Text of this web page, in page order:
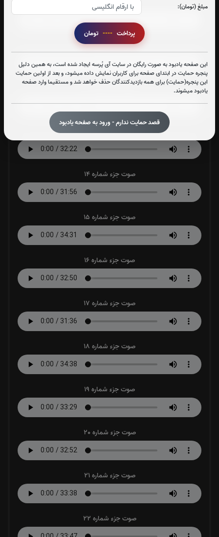
مبلغ (تومان):
پرداخت ----
این صفحه یادبود به صورت رایگان در سایت آی پُرسه ایجاد شده است، به همین دلیل
پنجره حمایت در ابتدای صفحه برای کاربران نمایش داده میشود، و بعد از اولین حمایت
این پنجره(حمایت) برای همه بازدیدکنندگان حذف خواهد شد و مستقیما وارد صفحه
یادبود میشوند.
قصد حمایت ندارم - ورود به صفحه یادبود
صوت جزء شماره 11
صوت جزء شماره 12
صوت جزء شماره 13
صوت جزء شماره 14
صوت جزء شماره 15
صوت جزء شماره 16
صوت جزء شماره 17
صوت جزء شماره 18
صوت جزء شماره 19
صوت جزء شماره 20
صوت جزء شماره 21
صوت جزء شماره 22